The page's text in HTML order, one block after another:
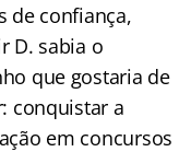
de confiança,
D. sabia o
que gostaria de
conquistar a
em concursos